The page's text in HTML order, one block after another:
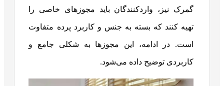
گمرک نیز، واردکنندگان باید مجوزهای خاصی را
تهیه کنند که بسته به جنس و کاربرد پرده متفاوت
است. در ادامه، این مجوزها به شکلی جامع و
کاربردی توضیح داده می‌شود.